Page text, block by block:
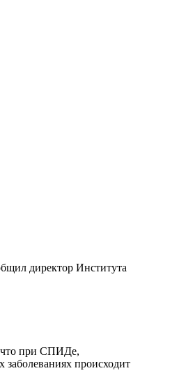
директор Института
что при СПИДе,
происходит